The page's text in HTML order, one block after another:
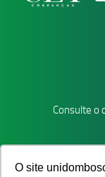
O site
Consulte o